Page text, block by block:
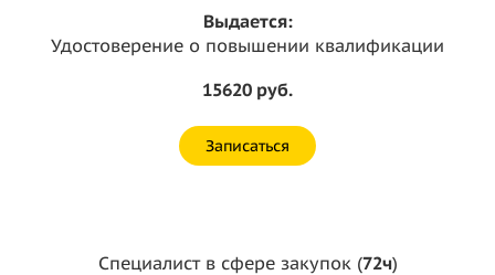
Выдается:
Удостоверение о повышении квалификации
15620 руб.
Записаться
Специалист в сфере закупок (72ч)